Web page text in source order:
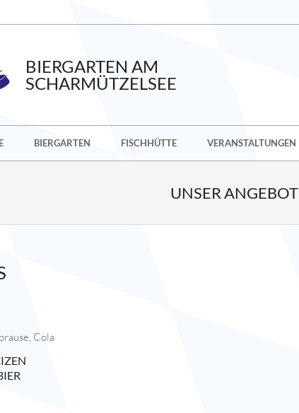
BIERGARTEN AM
SCHARMÜTZELSEE
BIERGARTEN FISCHHÜTTE VERANSTALTUNGEN
UNSER ANGEBOT
Cola